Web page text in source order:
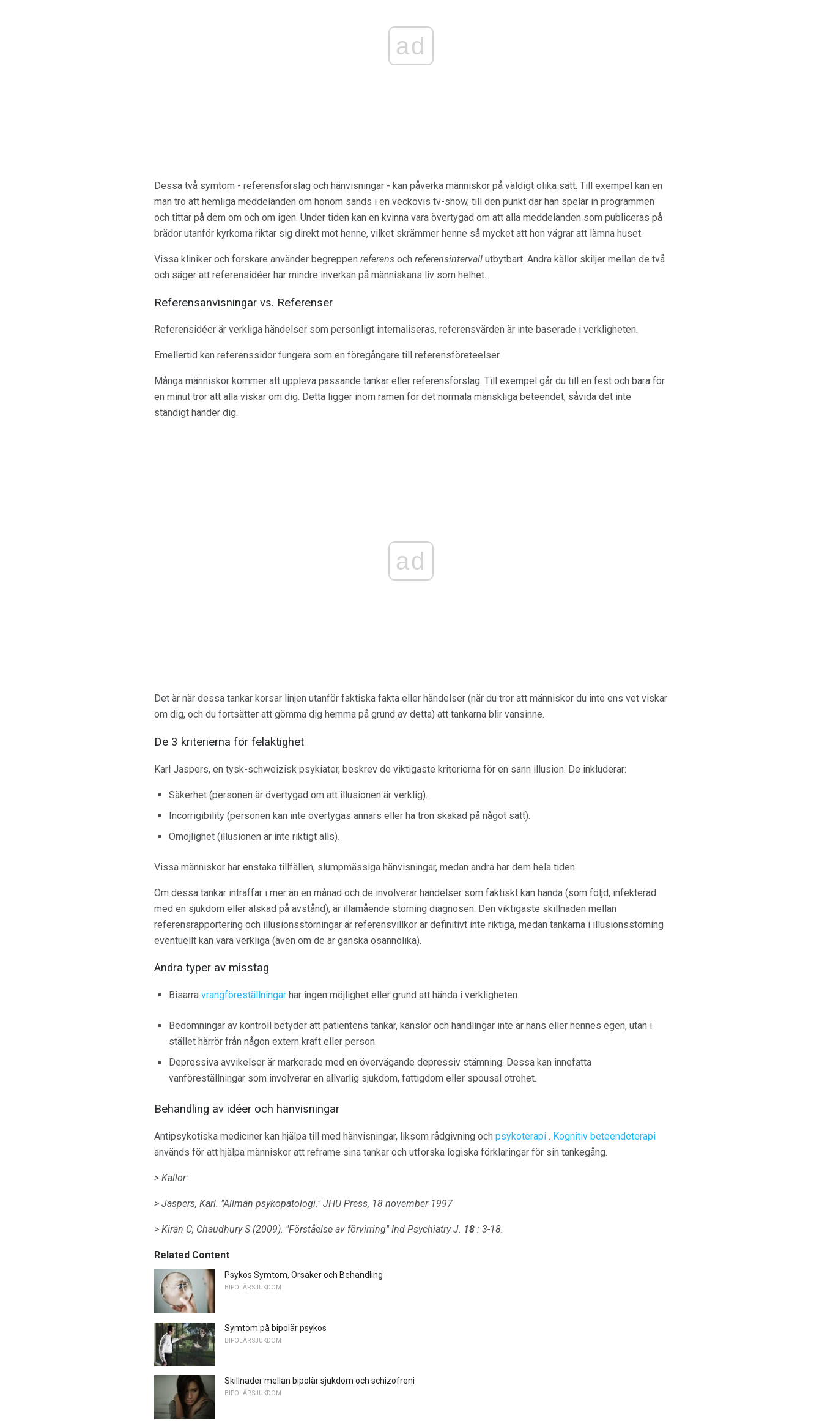
ad
Dessa två symtom - referensförslag och hänvisningar - kan påverka människor på väldigt olika sätt. Till exempel kan en
man tro att hemliga meddelanden om honom sänds i en veckovis tv-show, till den punkt där han spelar in programmen
och tittar på dem om och om igen. Under tiden kan en kvinna vara övertygad om att alla meddelanden som publiceras på
brädor utanför kyrkorna riktar sig direkt mot henne, vilket skrämmer henne så mycket att hon vägrar att lämna huset.
Vissa kliniker och forskare använder begreppen referens och referensintervall utbytbart. Andra källor skiljer mellan de två
och säger att referensidéer har mindre inverkan på människans liv som helhet.
Referensanvisningar vs. Referenser
Referensidéer är verkliga händelser som personligt internaliseras, referensvärden är inte baserade i verkligheten.
Emellertid kan referenssidor fungera som en föregångare till referensföreteelser.
Många människor kommer att uppleva passande tankar eller referensförslag. Till exempel går du till en fest och bara för
en minut tror att alla viskar om dig. Detta ligger inom ramen för det normala mänskliga beteendet, såvida det inte
ständigt händer dig.
ad
Det är när dessa tankar korsar linjen utanför faktiska fakta eller händelser (när du tror att människor du inte ens vet viskar
om dig, och du fortsätter att gömma dig hemma på grund av detta) att tankarna blir vansinne.
De 3 kriterierna för felaktighet
Karl Jaspers, en tysk-schweizisk psykiater, beskrev de viktigaste kriterierna för en sann illusion. De inkluderar:
Säkerhet (personen är övertygad om att illusionen är verklig).
Incorrigibility (personen kan inte övertygas annars eller ha tron ​​skakad på något sätt).
Omöjlighet (illusionen är inte riktigt alls).
Vissa människor har enstaka tillfällen, slumpmässiga hänvisningar, medan andra har dem hela tiden.
Om dessa tankar inträffar i mer än en månad och de involverar händelser som faktiskt kan hända (som följd, infekterad
med en sjukdom eller älskad på avstånd), är illamående störning diagnosen. Den viktigaste skillnaden mellan
referensrapportering och illusionsstörningar är referensvillkor är definitivt inte riktiga, medan tankarna i illusionsstörning
eventuellt kan vara verkliga (även om de är ganska osannolika).
Andra typer av misstag
Bisarra vrangföreställningar har ingen möjlighet eller grund att hända i verkligheten.
Bedömningar av kontroll betyder att patientens tankar, känslor och handlingar inte är hans eller hennes egen, utan i
stället härrör från någon extern kraft eller person.
Depressiva avvikelser är markerade med en övervägande depressiv stämning. Dessa kan innefatta
vanföreställningar som involverar en allvarlig sjukdom, fattigdom eller spousal otrohet.
Behandling av idéer och hänvisningar
Antipsykotiska mediciner kan hjälpa till med hänvisningar, liksom rådgivning och psykoterapi . Kognitiv beteendeterapi
används för att hjälpa människor att reframe sina tankar och utforska logiska förklaringar för sin tankegång.
> Källor:
> Jaspers, Karl. "Allmän psykopatologi." JHU Press, 18 november 1997
> Kiran C, Chaudhury S (2009). "Förståelse av förvirring"Ind Psychiatry J. 18 : 3-18.
Related Content
Psykos Symtom, Orsaker och Behandling
BIPOLÄR SJUKDOM
Symtom på bipolär psykos
BIPOLÄR SJUKDOM
Skillnader mellan bipolär sjukdom och schizofreni
BIPOLÄR SJUKDOM